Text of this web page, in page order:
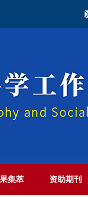
集萃 资助期刊